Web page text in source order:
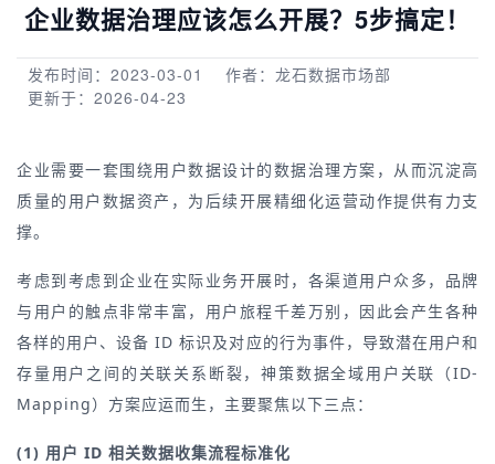
企业数据治理应该怎么开展？5步搞定！
发布时间：2023-03-01
作者：龙石数据市场部
更新于：2026-04-23
企业需要一套围绕用户数据设计的数据治理方案，从而沉淀高
质量的用户数据资产，为后续开展精细化运营动作提供有力支
撑。
考虑到考虑到企业在实际业务开展时，各渠道用户众多，品牌
与用户的触点非常丰富，用户旅程千差万别，因此会产生各种
各样的用户、设备 ID 标识及对应的行为事件，导致潜在用户和
存量用户之间的关联关系断裂，神策数据全域用户关联（ID-
Mapping）方案应运而生，主要聚焦以下三点：
(1) 用户 ID 相关数据收集流程标准化